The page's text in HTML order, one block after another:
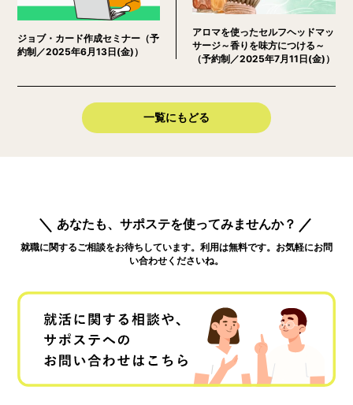
​​ジョブ・カード作成セミナー（予
約制／2025年6月13日(金)）
​​アロマを使ったセルフヘッドマッ
サージ～香りを味方につける～
（予約制／2025年7月11日(金)）
一覧にもどる
あなたも、サポステを使ってみませんか？
就職に関するご相談をお待ちしています。利用は無料です。お気軽にお問
い合わせくださいね。